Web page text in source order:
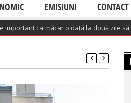
EMISIUNI CONTACT
ca măcar o dată la două zile să